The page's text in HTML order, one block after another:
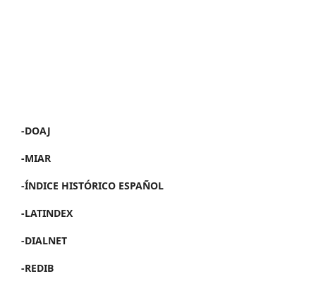
-DOAJ
-MIAR
-ÍNDICE HISTÓRICO ESPAÑOL
-LATINDEX
-DIALNET
-REDIB